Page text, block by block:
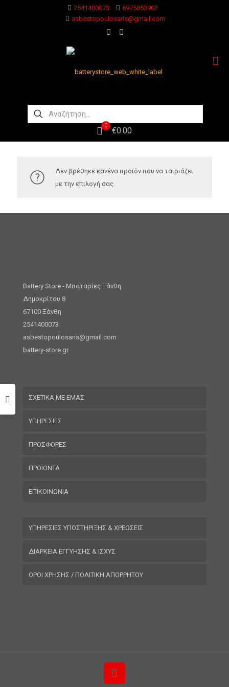
2541400073
6975853902
asbestopoulosaris@gmail.com
0
€0.00
Δεν βρέθηκε κανένα προϊόν που να ταιριάζει
με την επιλογή σας.
Battery Store - Μπαταρίες Ξάνθη
Δημοκρίτου 8
67100 Ξάνθη
2541400073
asbestopoulosaris@gmail.com
battery-store.gr
ΣΧΕΤΙΚΑ ΜΕ ΕΜΑΣ
ΥΠΗΡΕΣΙΕΣ
ΠΡΟΣΦΟΡΕΣ
ΠΡΟΪΟΝΤΑ
ΕΠΙΚΟΙΝΩΝΙΑ
ΥΠΗΡΕΣΙΕΣ ΥΠΟΣΤΗΡΙΞΗΣ & ΧΡΕΩΣΕΙΣ
ΔΙΑΡΚΕΙΑ ΕΓΓΥΗΣΗΣ & ΙΣΧΥΣ
ΟΡΟΙ ΧΡΗΣΗΣ / ΠΟΛΙΤΙΚΗ ΑΠΟΡΡΗΤΟΥ